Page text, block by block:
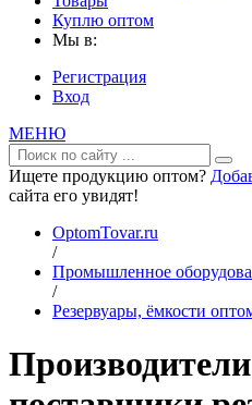
Куплю оптом
Мы в:
Регистрация
Вход
МЕНЮ
Ищете продукцию оптом?
сайта его увидят!
OptomTovar.ru
/
Промышленное
/
Резервуары, ёмкости